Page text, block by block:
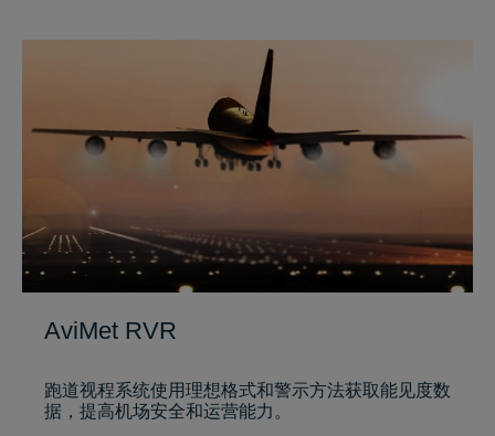
AviMet RVR
跑道视程系统使用理想格式和警示方法获取能见度数
据，提高机场安全和运营能力。